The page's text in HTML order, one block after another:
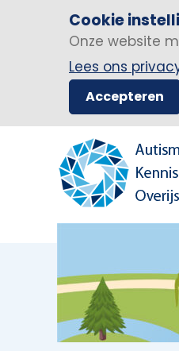
Cookie
Onze website
Lees ons
Accepteren